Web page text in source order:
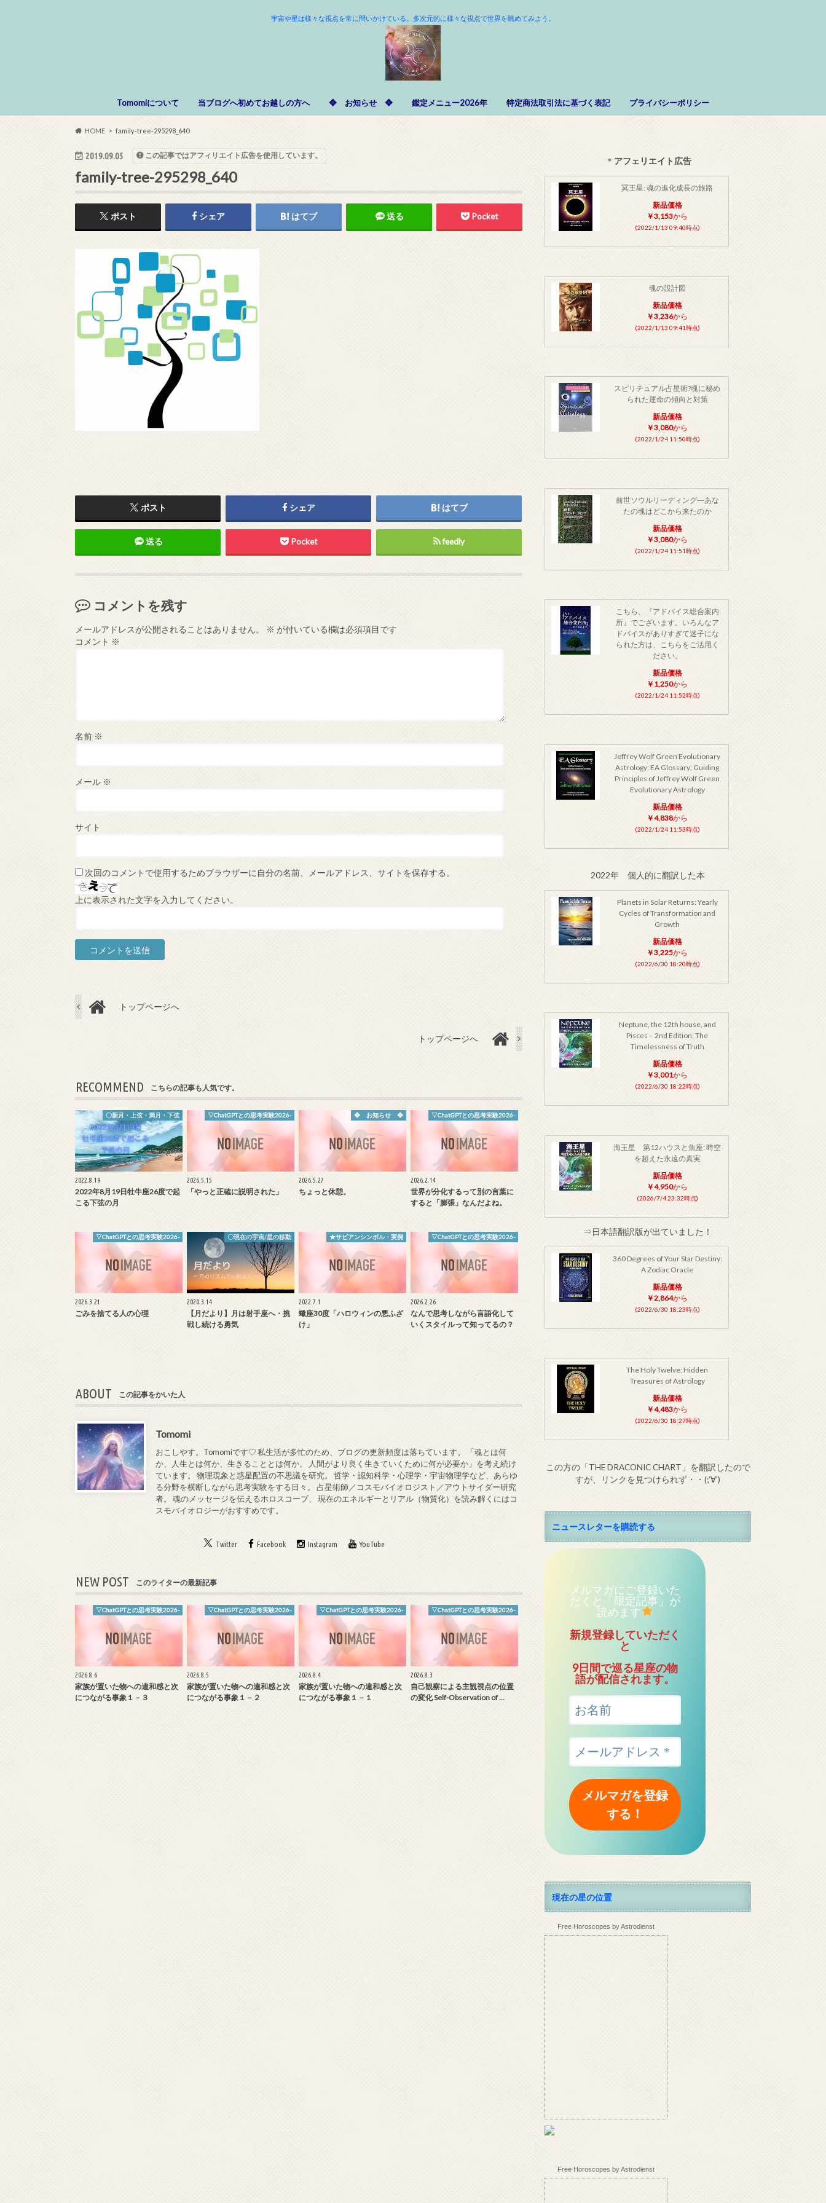
宇宙や星は様々な視点を常に問いかけている。多次元的に様々な視点で世界を眺めてみよう。
Tomomiについて 当ブログへ初めてお越しの方へ ❖ お知らせ ❖ 鑑定メニュー2026年 特定商法取引法に基づく表記 プライバシーポリシー
HOME family-tree-295298_640
2019.09.05 この記事ではアフィリエイト広告を使用しています。
family-tree-295298_640
ポスト シェア はてブ 送る Pocket
ポスト シェア はてブ
送る Pocket feedly
コメントを残す
メールアドレスが公開されることはありません。 ※ が付いている欄は必須項目です
コメント ※
名前 ※
メール ※
サイト
次回のコメントで使用するためブラウザーに自分の名前、メールアドレス、サイトを保存する。
上に表示された文字を入力してください。
トップページへ
トップページへ
RECOMMEND こちらの記事も人気です。
〇新月・上弦・満月・下弦
2022.8.19
2022年8月19日牡牛座26度で起
こる下弦の月
▽ChatGPTとの思考実験2026-
2026.5.15
「やっと正確に説明された」
❖ お知らせ ❖
2026.5.27
ちょっと休憩。
▽ChatGPTとの思考実験2026-
2026.2.14
世界が分化するって別の言葉に
すると「膨張」なんだよね。
▽ChatGPTとの思考実験2026-
2026.3.21
ごみを捨てる人の心理
〇現在の宇宙/星の移動
2020.3.14
【月だより】月は射手座へ・挑
戦し続ける勇気
★サビアンシンボル・実例
2022.7.1
蠍座30度「ハロウィンの悪ふざ
け」
▽ChatGPTとの思考実験2026-
2026.2.26
なんで思考しながら言語化して
いくスタイルって知ってるの？
ABOUT この記事をかいた人
Tomomi
おこしやす。Tomomiです♡ 私生活が多忙のため、ブログの更新頻度は落ちています。 「魂とは何
か、人生とは何か、生きることとは何か。 人間がより良く生きていくために何が必要か」を考え続け
ています。 物理現象と惑星配置の不思議を研究。 哲学・認知科学・心理学・宇宙物理学など、あらゆ
る分野を横断しながら思考実験をする日々。 占星術師／コスモバイオロジスト／アウトサイダー研究
者。 魂のメッセージを伝えるホロスコープ、 現在のエネルギーとリアル（物質化）を読み解くにはコ
スモバイオロジーがおすすめです。
Twitter Facebook Instagram YouTube
NEW POST このライターの最新記事
▽ChatGPTとの思考実験2026-
2026.8.6
家族が置いた物への違和感と次
につながる事象１－３
▽ChatGPTとの思考実験2026-
2026.8.5
家族が置いた物への違和感と次
につながる事象１－２
▽ChatGPTとの思考実験2026-
2026.8.4
家族が置いた物への違和感と次
につながる事象１－１
▽ChatGPTとの思考実験2026-
2026.8.3
自己観察による主観視点の位置
の変化 Self-Observation of …
＊ アフェリエイト広告
冥王星: 魂の進化成長の旅路
新品価格
￥3,153から
(2022/1/13 09:40時点)
魂の設計図
新品価格
￥3,236から
(2022/1/13 09:41時点)
スピリチュアル占星術?魂に秘め
られた運命の傾向と対策
新品価格
￥3,080から
(2022/1/24 11:50時点)
前世ソウルリーディング―あな
たの魂はどこから来たのか
新品価格
￥3,080から
(2022/1/24 11:51時点)
こちら、『アドバイス総合案内
所』でございます。いろんなア
ドバイスがありすぎて迷子にな
られた方は、こちらをご活用く
ださい。
新品価格
￥1,250から
(2022/1/24 11:52時点)
Jeffrey Wolf Green Evolutionary
Astrology: EA Glossary: Guiding
Principles of Jeffrey Wolf Green
Evolutionary Astrology
新品価格
￥4,838から
(2022/1/24 11:53時点)
2022年 個人的に翻訳した本
Planets in Solar Returns: Yearly
Cycles of Transformation and
Growth
新品価格
￥3,225から
(2022/6/30 18:20時点)
Neptune, the 12th house, and
Pisces – 2nd Edition: The
Timelessness of Truth
新品価格
￥3,001から
(2022/6/30 18:22時点)
海王星 第12ハウスと魚座: 時空
を超えた永遠の真実
新品価格
￥4,950から
(2026/7/4 23:32時点)
⇒日本語翻訳版が出ていました！
360 Degrees of Your Star Destiny:
A Zodiac Oracle
新品価格
￥2,864から
(2022/6/30 18:23時点)
The Holy Twelve: Hidden
Treasures of Astrology
新品価格
￥4,483から
(2022/6/30 18:27時点)
この方の「THE DRACONIC CHART」を翻訳したので
すが、リンクを見つけられず・・(;’∀’)
ニュースレターを購読する
メルマガにご登録いた
だくと「限定記事」が
読めます
新規登録していただく
と
9日間で巡る星座の物
語が配信されます。
現在の星の位置
Free Horoscopes by Astrodienst
Free Horoscopes by Astrodienst